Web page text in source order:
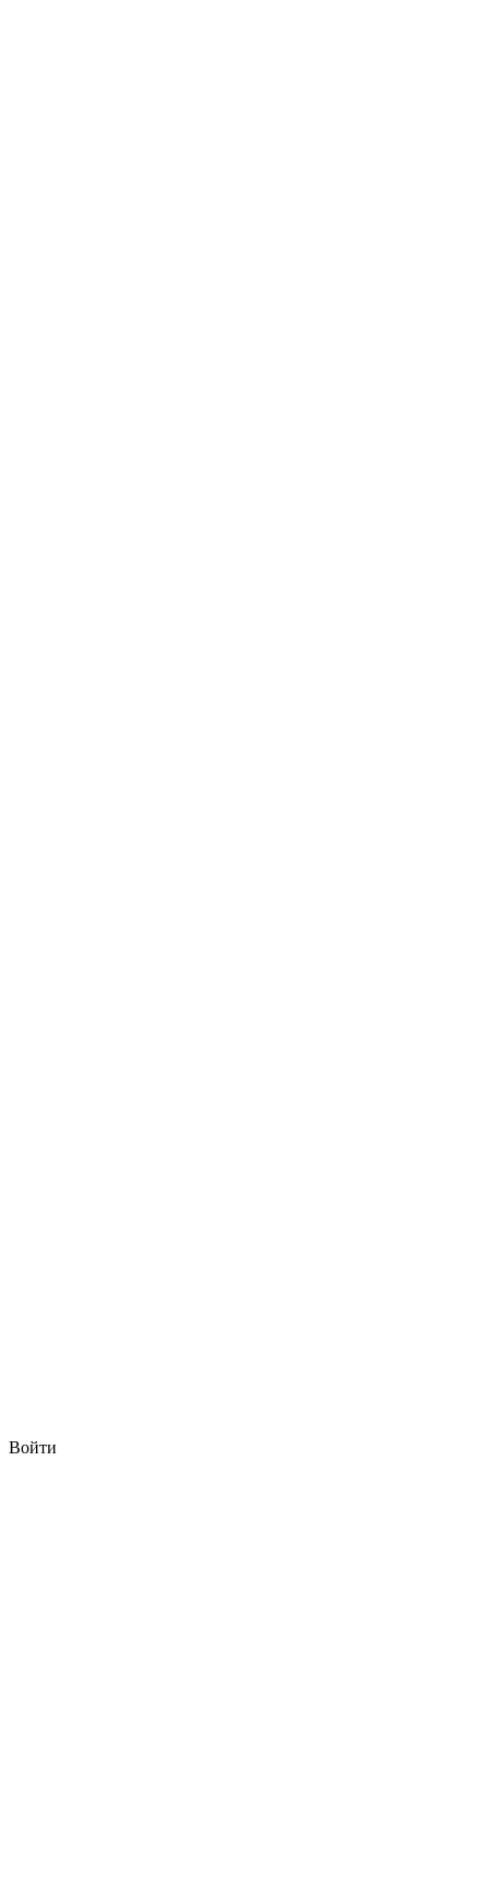
Войти